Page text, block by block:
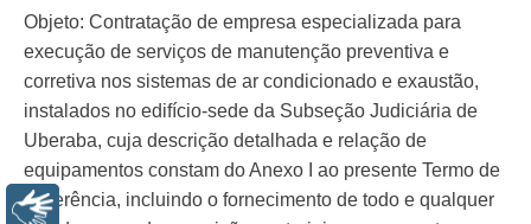
Objeto: Contratação de empresa especializada para
execução de serviços de manutenção preventiva e
corretiva nos sistemas de ar condicionado e exaustão,
instalados no edifício-sede da Subseção Judiciária de
Uberaba, cuja descrição detalhada e relação de
equipamentos constam do Anexo I ao presente Termo de
Referência, incluindo o fornecimento de todo e qualquer
Libras